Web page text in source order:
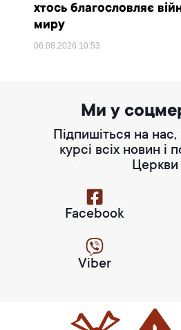
хтось благословляє
миру
06.08.2026 10:53
Ми у
Підпишіться на
курсі всіх новин і
Церкви
Facebook
Viber